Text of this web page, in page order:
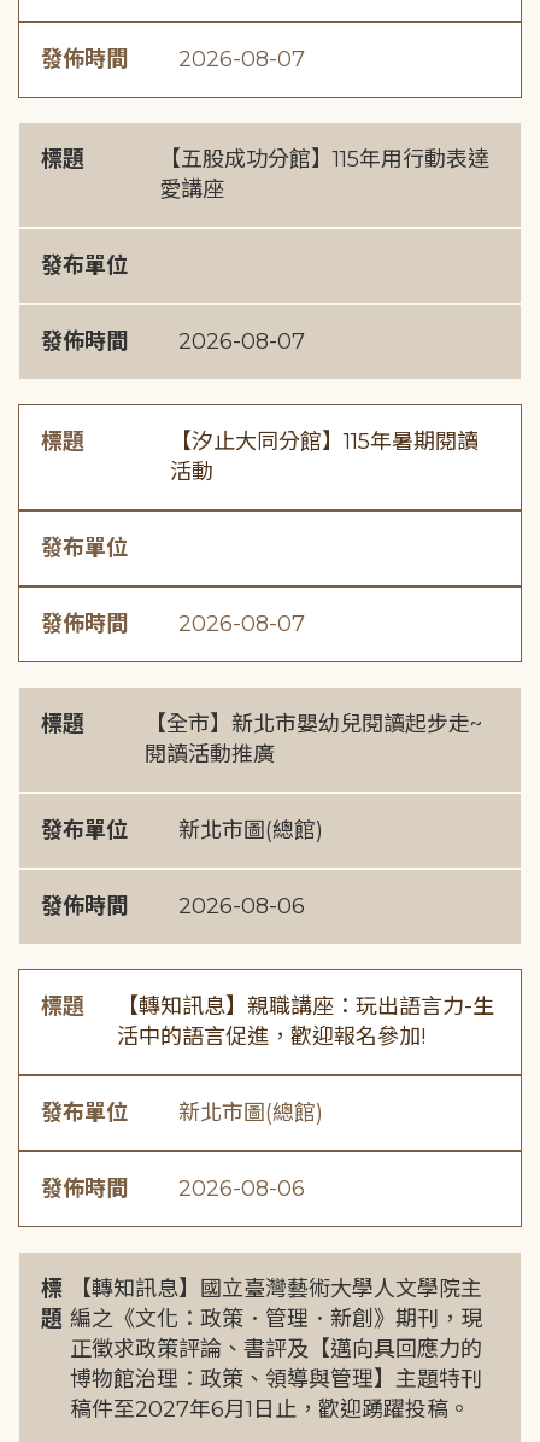
發佈時間 2026-08-07
標題
【五股成功分館】115年用行動表達
愛講座
發布單位
發佈時間 2026-08-07
標題
【汐止大同分館】115年暑期閱讀
活動
發布單位
發佈時間 2026-08-07
標題
【全市】新北市嬰幼兒閱讀起步走~
閱讀活動推廣
發布單位 新北市圖(總館)
發佈時間 2026-08-06
標題
【轉知訊息】親職講座：玩出語言力-生
活中的語言促進，歡迎報名參加!
發布單位 新北市圖(總館)
發佈時間 2026-08-06
標
題
【轉知訊息】國立臺灣藝術大學人文學院主
編之《文化：政策．管理．新創》期刊，現
正徵求政策評論、書評及【邁向具回應力的
博物館治理：政策、領導與管理】主題特刊
稿件至2027年6月1日止，歡迎踴躍投稿。